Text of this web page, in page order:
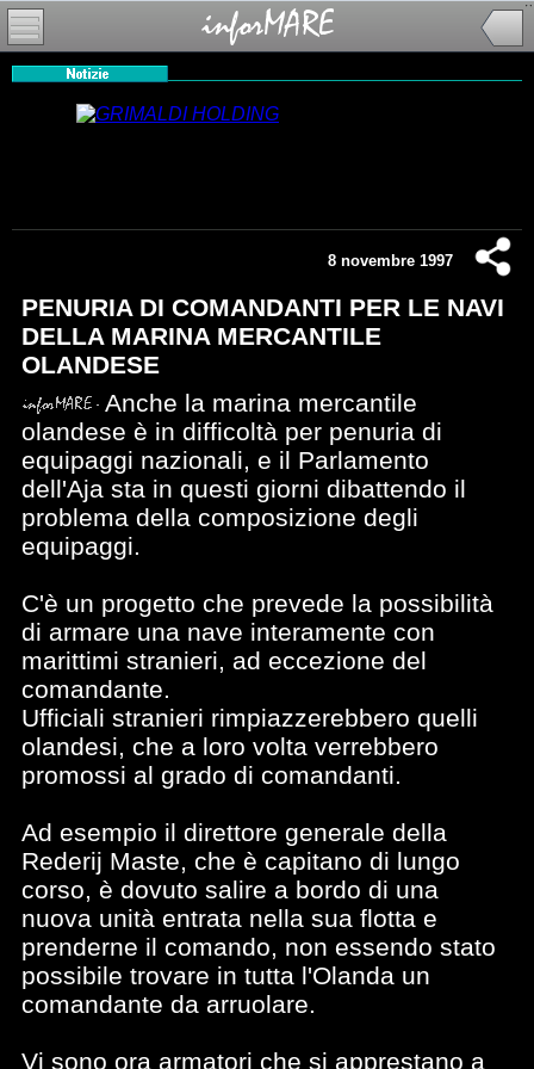
8 novembre 1997
PENURIA DI COMANDANTI PER LE NAVI
DELLA MARINA MERCANTILE
OLANDESE
Anche la marina mercantile
olandese è in difficoltà per penuria di
equipaggi nazionali, e il Parlamento
dell'Aja sta in questi giorni dibattendo il
problema della composizione degli
equipaggi.
C'è un progetto che prevede la possibilità
di armare una nave interamente con
marittimi stranieri, ad eccezione del
comandante.
Ufficiali stranieri rimpiazzerebbero quelli
olandesi, che a loro volta verrebbero
promossi al grado di comandanti.
Ad esempio il direttore generale della
Rederij Maste, che è capitano di lungo
corso, è dovuto salire a bordo di una
nuova unità entrata nella sua flotta e
prenderne il comando, non essendo stato
possibile trovare in tutta l'Olanda un
comandante da arruolare.
Vi sono ora armatori che si apprestano a